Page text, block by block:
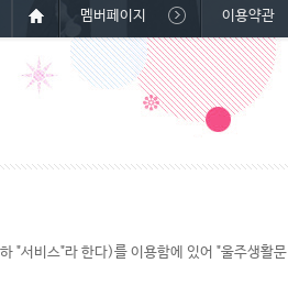
멤버페이지 이용약관
"서비스"라 한다)를 이용함에 있어 "울주생활문